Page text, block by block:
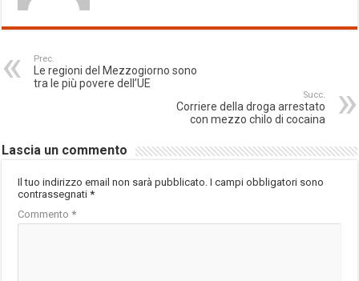
Prec.
Le regioni del Mezzogiorno sono
tra le più povere dell’UE
Succ.
Corriere della droga arrestato
con mezzo chilo di cocaina
Lascia un commento
Il tuo indirizzo email non sarà pubblicato. I campi obbligatori sono
contrassegnati*
Commento*